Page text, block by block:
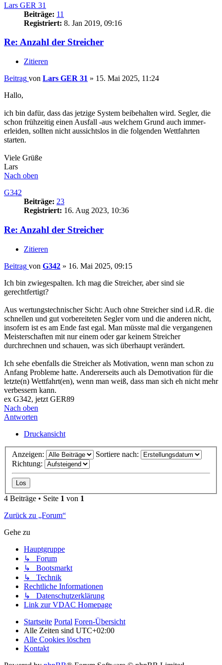
Lars GER 31
Beiträge: 11
Registriert: 8. Jan 2019, 09:16
Re: Anzahl der Streicher
Zitieren
Beitrag von Lars GER 31 » 15. Mai 2025, 11:24
Hallo,
ich bin dafür, dass das jetzige System beibehalten wird. Segler, die
schon frühzeitig einen Ausfall -aus welchem Grund auch immer-
erleiden, sollten nicht aussichtslos in die folgenden Wettfahrten
starten.
Viele Grüße
Lars
Nach oben
G342
Beiträge: 23
Registriert: 16. Aug 2023, 10:36
Re: Anzahl der Streicher
Zitieren
Beitrag von G342 » 16. Mai 2025, 09:15
Ich bin zwiegespalten. Ich mag die Streicher, aber sind sie
gerechtfertigt?
Aus wertungstechnischer Sicht: Auch ohne Streicher sind i.d.R. die
schnellen und gut vorbereiteten Segler vorn und die anderen nicht,
insofern ist es am Ende fast egal. Man müsste mal die vergangenen
Meisterschaften mit nur einem oder gar keinem Streicher
durchrechnen und schauen, was sich überhaupt verändert.
Ich sehe ebenfalls die Streicher als Motivation, wenn man schon zu
Anfang Probleme hatte. Andererseits auch als Demotivation für die
letzte(n) Wettfahrt(en), wenn man weiß, dass man sich eh nicht mehr
verbessern kann.
ex G342, jetzt GER89
Nach oben
Antworten
Druckansicht
Anzeigen:
Sortiere nach:
Richtung:
4 Beiträge • Seite 1 von 1
Zurück zu „Forum“
Gehe zu
Hauptgruppe
↳ Forum
↳ Bootsmarkt
↳ Technik
Rechtliche Informationen
↳ Datenschutzerklärung
Link zur VDAC Homepage
Startseite Portal Foren-Übersicht
Alle Zeiten sind UTC+02:00
Alle Cookies löschen
Kontakt